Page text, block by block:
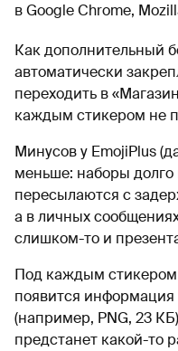
в Google Chrome,
Как дополнительный
автоматически
переходить в
каждым стикером не
Минусов у EmojiPlus
меньше: наборы
пересылаются с
а в личных
слишком-то и
Под каждым стикером
появится
(например, PNG, 23
предстанет какой-то